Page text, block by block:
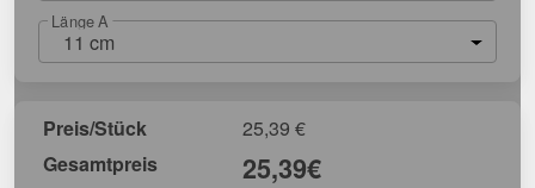
Länge A
11 cm
Preis/Stück 25,39 €
Gesamtpreis
25,39€